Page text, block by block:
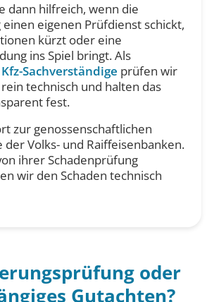
dann hilfreich, wenn die
eigenen Prüfdienst schickt,
kürzt oder eine
ins Spiel bringt. Als
Kfz-Sachverständige prüfen wir
technisch und halten das
fest.
zur genossenschaftlichen
der Volks- und Raiffeisenbanken.
ihrer Schadenprüfung
wir den Schaden technisch
oder
Gutachten?